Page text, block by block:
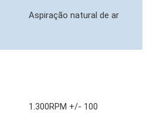
Aspiração natural de ar
1.300RPM +/- 100